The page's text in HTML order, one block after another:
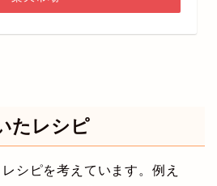
たレシピ
シピを考えています。例え